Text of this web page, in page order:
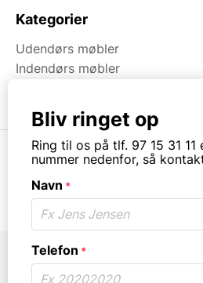
Kategorier
Udendørs møbler
Indendørs møbler
Bliv ringet op
Ring til os på tlf. 97 15 31
nummer nedenfor, så
Navn *
Telefon *